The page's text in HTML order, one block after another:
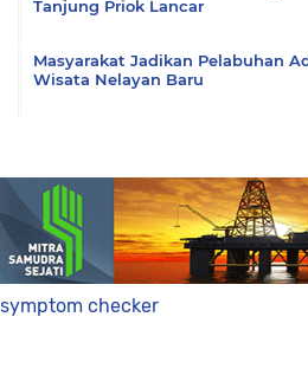
Tanjung Priok Lancar
Masyarakat Jadikan Pelabuhan
Wisata Nelayan Baru
symptom checker